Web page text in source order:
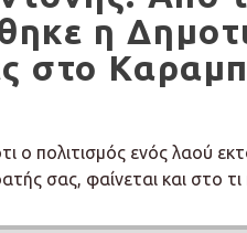
η
στο
ο πολιτισμός ενός λαού
σας, φαίνεται και στο τι